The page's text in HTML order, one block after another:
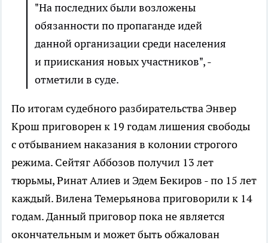
"На последних были возложены
обязанности по пропаганде идей
данной организации среди населения
и приискания новых участников", -
отметили в суде.
По итогам судебного разбирательства Энвер
Крош приговорен к 19 годам лишения свободы
с отбыванием наказания в колонии строгого
режима. Сейтяг Аббозов получил 13 лет
тюрьмы, Ринат Алиев и Эдем Бекиров - по 15 лет
каждый. Вилена Темерьянова приговорили к 14
годам. Данный приговор пока не является
окончательным и может быть обжалован